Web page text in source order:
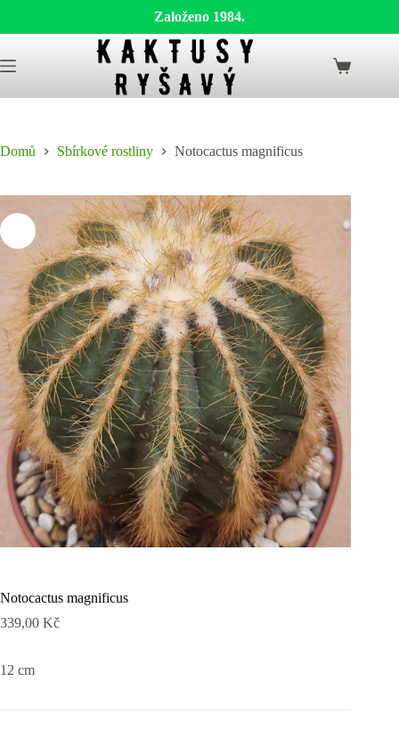
Založeno 1984.
to
content
Shopping
Domů Sbírkové rostliny Notocactus magnificus
Notocactus magnificus
339,00 Kč
12 cm